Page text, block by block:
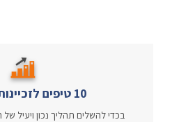
10 טיפים לזכיינות מנצחת
בכדי להשלים תהליך נכון ויעיל של